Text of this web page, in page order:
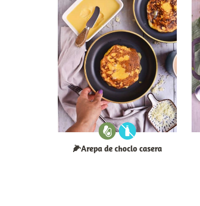
🌽Arepa de choclo casera